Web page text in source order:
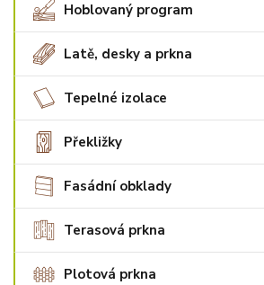
Hoblovaný program
Latě, desky a prkna
Tepelné izolace
Překližky
Fasádní obklady
Terasová prkna
Plotová prkna